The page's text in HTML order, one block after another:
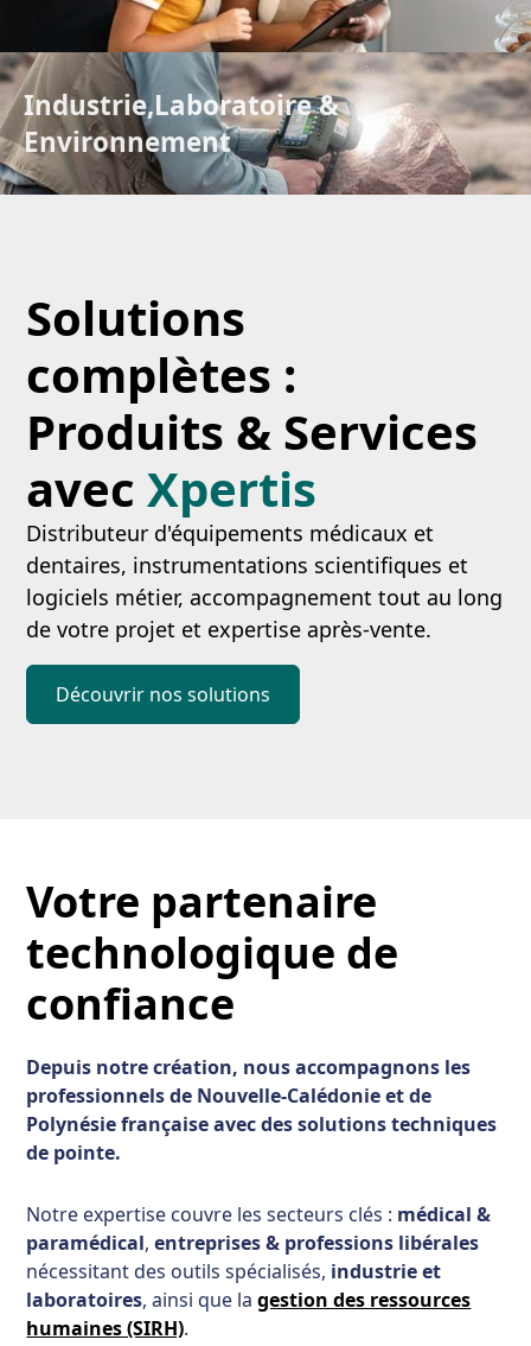
Industrie,Laboratoire &
Environnement
Solutions
complètes :
Produits & Services
avecXpertis
Distributeur d'équipements médicaux et
dentaires, instrumentations scientifiques et
logiciels métier, accompagnement tout au long
de votre projet et expertise après-vente.
Découvrir nos solutions
Votre partenaire
technologique de
confiance
Depuis notre création, nous accompagnons les
professionnels de Nouvelle-Calédonie et de
Polynésie française avec des solutions techniques
de pointe.
Notre expertise couvre les secteurs clés : médical &
paramédical,entreprises & professions libérales
nécessitant des outils spécialisés, industrie et
laboratoires, ainsi que lagestion des ressources
humaines (SIRH).